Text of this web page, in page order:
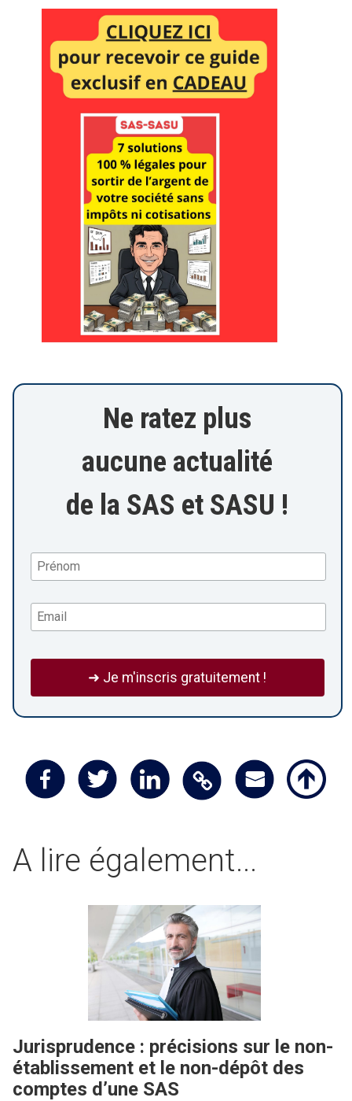
Ne ratez plus
aucune actualité
de la SAS et SASU !
A lire également...
Jurisprudence : précisions sur le non-
établissement et le non-dépôt des
comptes d’une SAS